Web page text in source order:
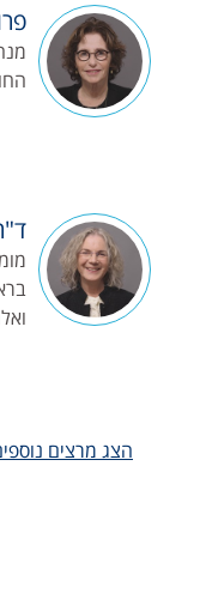
הצג מרצים